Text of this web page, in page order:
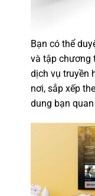
Bạn có thể
và tập chương
dịch vụ truyền
nơi, sắp xếp
dung bạn